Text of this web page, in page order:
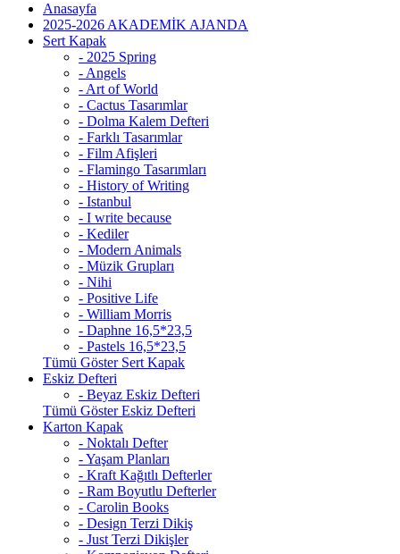
Anasayfa
2025-2026 AKADEMİK AJANDA
Sert Kapak
- 2025 Spring
- Angels
- Art of World
- Cactus Tasarımlar
- Dolma Kalem Defteri
- Farklı Tasarımlar
- Film Afişleri
- Flamingo Tasarımları
- History of Writing
- Istanbul
- I write because
- Kediler
- Modern Animals
- Müzik Grupları
- Nihi
- Positive Life
- William Morris
- Daphne 16,5*23,5
- Pastels 16,5*23,5
Tümü Göster Sert Kapak
Eskiz Defteri
- Beyaz Eskiz Defteri
Tümü Göster Eskiz Defteri
Karton Kapak
- Noktalı Defter
- Yaşam Planları
- Kraft Kağıtlı Defterler
- Ram Boyutlu Defterler
- Carolin Books
- Design Terzi Dikiş
- Just Terzi Dikişler